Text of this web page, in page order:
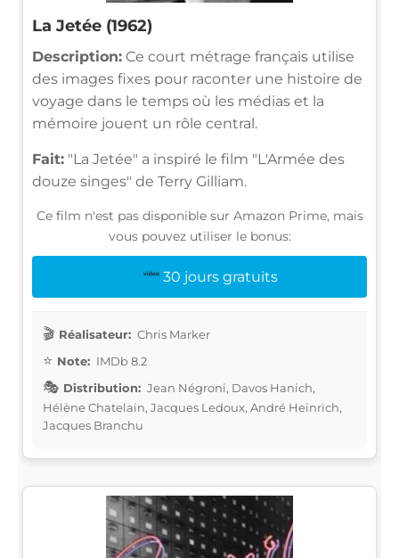
La Jetée (1962)
Description: Ce court métrage français utilise
des images fixes pour raconter une histoire de
voyage dans le temps où les médias et la
mémoire jouent un rôle central.
Fait: "La Jetée" a inspiré le film "L'Armée des
douze singes" de Terry Gilliam.
Ce film n'est pas disponible sur Amazon Prime, mais
vous pouvez utiliser le bonus:
30 jours gratuits
Réalisateur: Chris Marker
Note: IMDb 8.2
Distribution: Jean Négroni, Davos Hanich,
Hélène Chatelain, Jacques Ledoux, André Heinrich,
Jacques Branchu